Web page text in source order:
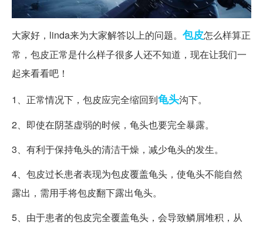
大家好，linda来为大家解答以上的问题。 包皮怎么样算正
常，包皮正常是什么样子很多人还不知道，现在让我们一
起来看看吧！
1、正常情况下，包皮应完全缩回到龟头沟下。
2、即使在阴茎虚弱的时候，龟头也要完全暴露。
3、有利于保持龟头的清洁干燥，减少龟头的发生。
4、包皮过长患者表现为包皮覆盖龟头，使龟头不能自然
露出，需用手将包皮翻下露出龟头。
5、由于患者的包皮完全覆盖龟头，会导致鳞屑堆积，从